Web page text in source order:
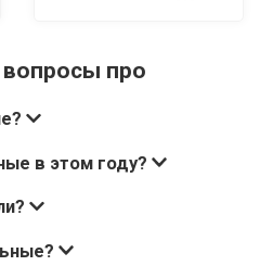
про
в этом году?